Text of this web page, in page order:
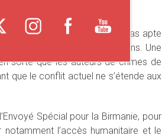
gouvernement birman n’est pas apte
de la vie de ses citoyens. Une
sorte que les auteurs de crimes de
que le conflit actuel ne s’étende aux
Spécial pour la Birmanie, pour
l’accès humanitaire et le